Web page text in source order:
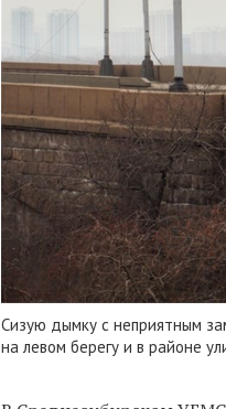
Сизую дымку с неприятным
на левом берегу и в районе